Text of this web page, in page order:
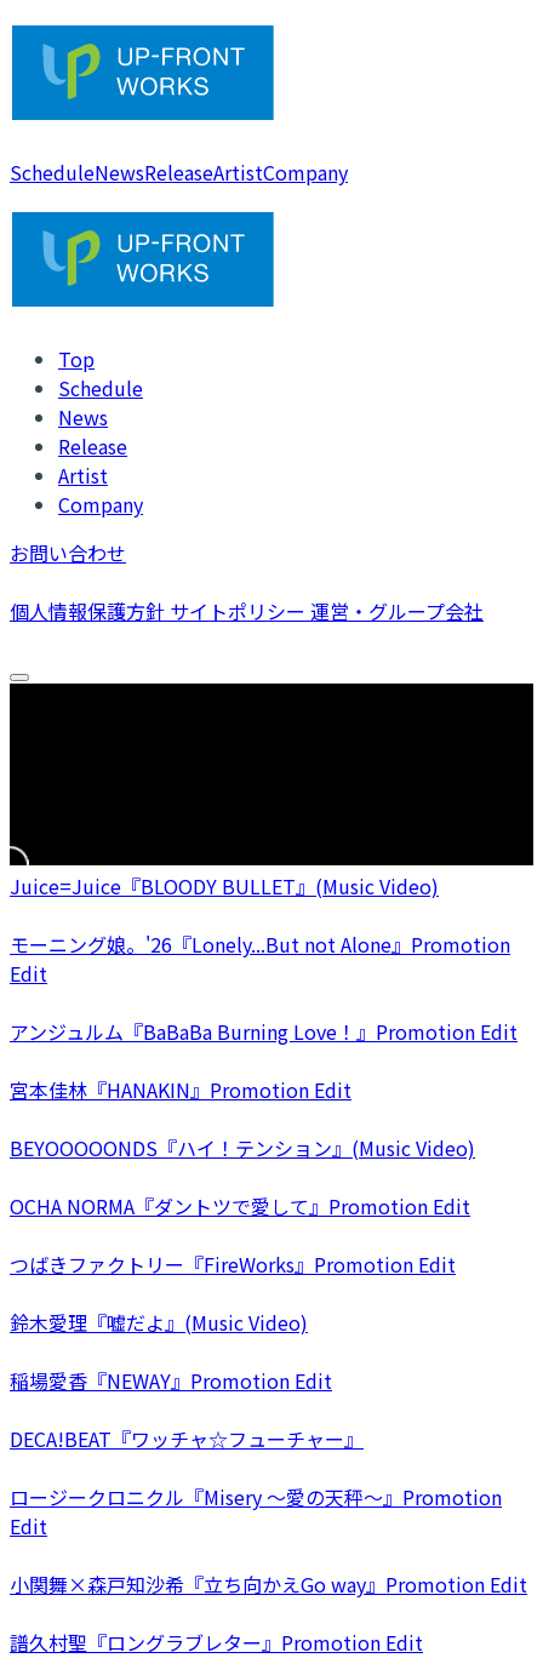
ScheduleNewsReleaseArtistCompany
Top
Schedule
News
Release
Artist
Company
お問い合わせ
個人情報保護方針 サイトポリシー 運営・グループ会社
Juice=Juice『BLOODY BULLET』(Music Video)
モーニング娘。'26『Lonely...But not Alone』Promotion
Edit
アンジュルム『BaBaBa Burning Love！』Promotion Edit
宮本佳林『HANAKIN』Promotion Edit
BEYOOOOONDS『ハイ！テンション』(Music Video)
OCHA NORMA『ダントツで愛して』Promotion Edit
つばきファクトリー『FireWorks』Promotion Edit
鈴木愛理『嘘だよ』(Music Video)
稲場愛香『NEWAY』Promotion Edit
DECA!BEAT『ワッチャ☆フューチャー』
ロージークロニクル『Misery ～愛の天秤～』Promotion
Edit
小関舞×森戸知沙希『立ち向かえGo way』Promotion Edit
譜久村聖『ロングラブレター』Promotion Edit